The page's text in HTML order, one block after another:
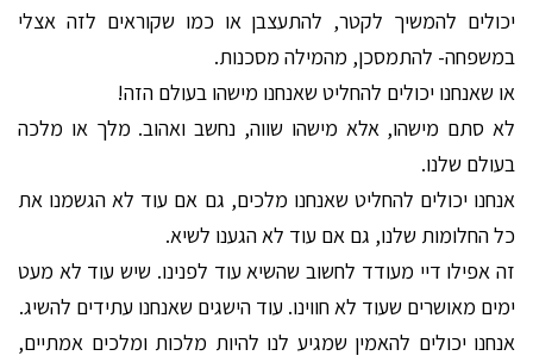
יכולים להמשיך לקטר, להתעצבן או כמו שקוראים לזה אצלי
במשפחה- להתמסכן, מהמילה מסכנות.
או שאנחנו יכולים להחליט שאנחנו מישהו בעולם הזה!
לא סתם מישהו, אלא מישהו שווה, נחשב ואהוב. מלך או מלכה
בעולם שלנו.
אנחנו יכולים להחליט שאנחנו מלכים, גם אם עוד לא הגשמנו את
כל החלומות שלנו, גם אם עוד לא הגענו לשיא.
זה אפילו דיי מעודד לחשוב שהשיא עוד לפנינו. שיש עוד לא מעט
ימים מאושרים שעוד לא חווינו. עוד הישגים שאנחנו עתידים להשיג.
אנחנו יכולים להאמין שמגיע לנו להיות מלכות ומלכים אמתיים,